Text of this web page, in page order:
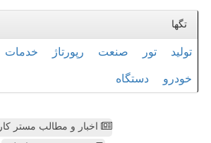
تگها
تولید تور صنعت رپورتاژ خدمات
خودرو دستگاه
اخبار و مطالب مستر کار